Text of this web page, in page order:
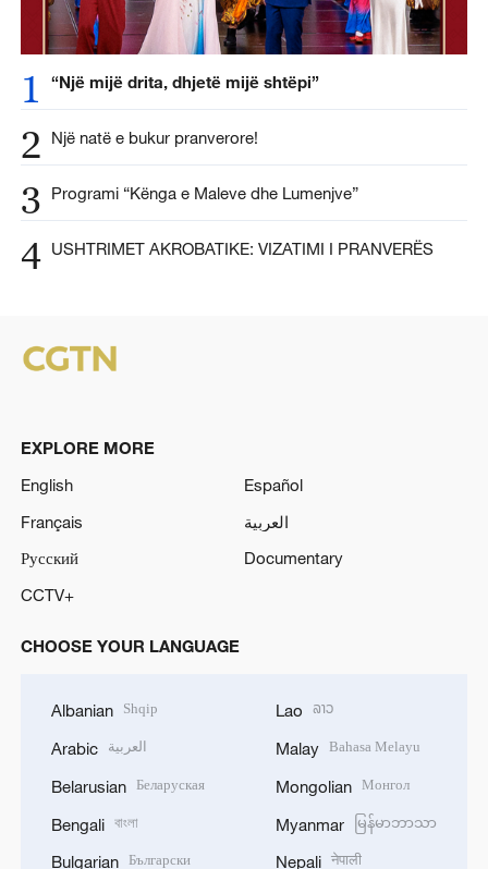
1 “Një mijë drita, dhjetë mijë shtëpi”
2 Një natë e bukur pranverore!
3 Programi “Kënga e Maleve dhe Lumenjve”
4 USHTRIMET AKROBATIKE: VIZATIMI I PRANVERËS
EXPLORE MORE
English
Español
Français
العربية
Русский
Documentary
CCTV+
CHOOSE YOUR LANGUAGE
Albanian Shqip
Arabic العربية
Belarusian Беларуская
Bengali বাংলা
Bulgarian Български
Lao ລາວ
Malay Bahasa Melayu
Mongolian Монгол
Myanmar မြန်မာဘာသာ
Nepali नेपाली